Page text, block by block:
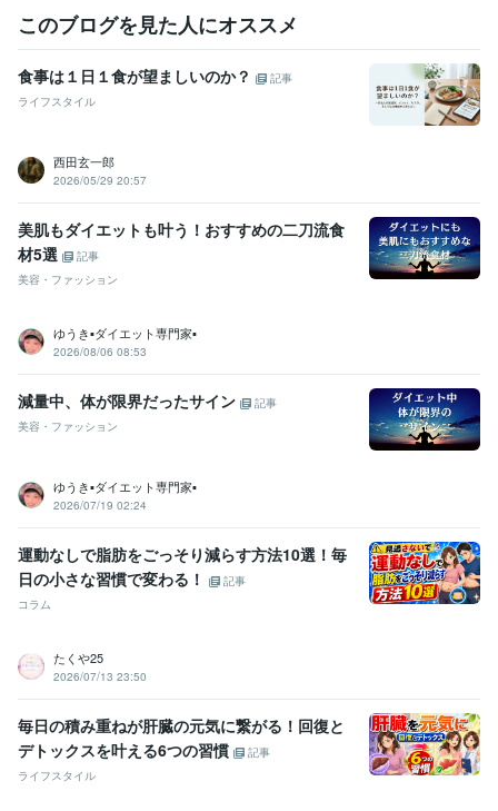
ストレス緩和
健康維持 カウンセラー
このブログを見た人にオススメ
食事は１日１食が望ましいのか？
記事
ライフスタイル
西田玄一郎
2026/05/29 20:57
美肌もダイエットも叶う！おすすめの二刀流食
材5選
記事
美容・ファッション
ゆうき▪️ダイエット専門家▪️
2026/08/06 08:53
減量中、体が限界だったサイン
記事
美容・ファッション
ゆうき▪️ダイエット専門家▪️
2026/07/19 02:24
運動なしで脂肪をごっそり減らす方法10選！毎
日の小さな習慣で変わる！
記事
コラム
たくや25
2026/07/13 23:50
毎日の積み重ねが肝臓の元気に繋がる！回復と
デトックスを叶える6つの習慣
記事
ライフスタイル